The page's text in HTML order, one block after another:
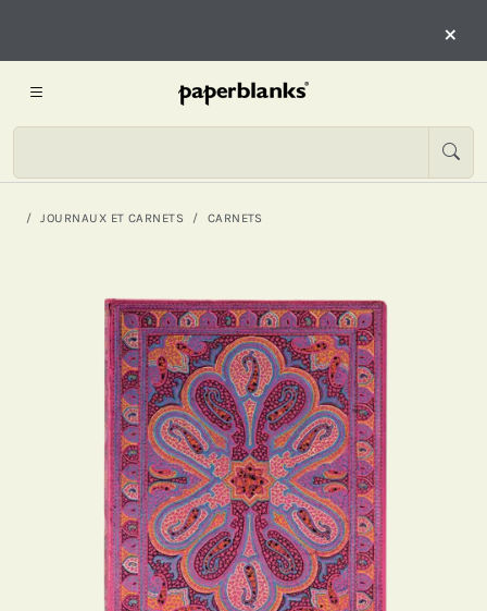
×
JOURNAUX ET CARNETS CARNETS